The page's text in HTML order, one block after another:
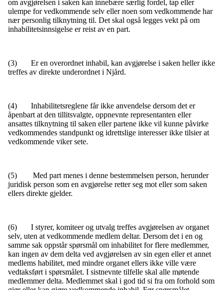
om avgjørelsen i saken kan innebære særlig fordel, tap eller
ulempe for vedkommende selv eller noen som vedkommende har
nær personlig tilknytning til. Det skal også legges vekt på om
inhabilitetsinnsigelse er reist av en part.
(3) Er en overordnet inhabil, kan avgjørelse i saken heller ikke
treffes av direkte underordnet i Njård.
(4) Inhabilitetsreglene får ikke anvendelse dersom det er
åpenbart at den tillitsvalgte, oppnevnte representanten eller
ansattes tilknytning til saken eller partene ikke vil kunne påvirke
vedkommendes standpunkt og idrettslige interesser ikke tilsier at
vedkommende viker sete.
(5) Med part menes i denne bestemmelsen person, herunder
juridisk person som en avgjørelse retter seg mot eller som saken
ellers direkte gjelder.
(6) I styrer, komiteer og utvalg treffes avgjørelsen av organet
selv, uten at vedkommende medlem deltar. Dersom det i en og
samme sak oppstår spørsmål om inhabilitet for flere medlemmer,
kan ingen av dem delta ved avgjørelsen av sin egen eller et annet
medlems habilitet, med mindre organet ellers ikke ville være
vedtaksført i spørsmålet. I sistnevnte tilfelle skal alle møtende
medlemmer delta. Medlemmet skal i god tid si fra om forhold som